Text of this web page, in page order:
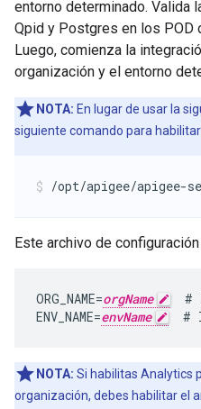
entorno determinado. Valida
Qpid y Postgres en los
Luego, comienza la
organización y el entorno
NOTA: En lugar de usar la
siguiente comando para
/opt/apigee/apigee-
Este archivo de
ORG_NAME=orgName
#
ENV_NAME=envName
#
NOTA: Si habilitas Analytics
organización, debes habilitar el